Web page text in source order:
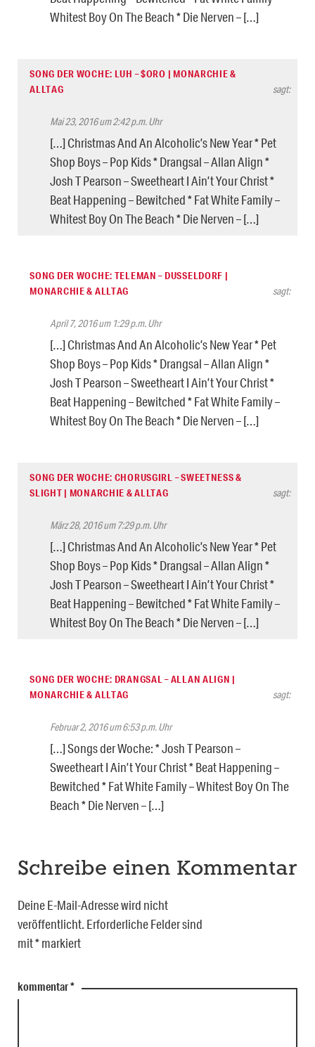
Whitest Boy On The Beach * Die Nerven – […]
SONG DER WOCHE: LUH – $ORO | MONARCHIE &
ALLTAG
sagt:
Mai 23, 2016 um 2:42 p.m. Uhr
[…] Christmas And An Alcoholic’s New Year * Pet
Shop Boys – Pop Kids * Drangsal – Allan Align *
Josh T Pearson – Sweetheart I Ain’t Your Christ *
Beat Happening – Bewitched * Fat White Family –
Whitest Boy On The Beach * Die Nerven – […]
SONG DER WOCHE: TELEMAN – DUSSELDORF |
MONARCHIE & ALLTAG
sagt:
April 7, 2016 um 1:29 p.m. Uhr
[…] Christmas And An Alcoholic’s New Year * Pet
Shop Boys – Pop Kids * Drangsal – Allan Align *
Josh T Pearson – Sweetheart I Ain’t Your Christ *
Beat Happening – Bewitched * Fat White Family –
Whitest Boy On The Beach * Die Nerven – […]
SONG DER WOCHE: CHORUSGIRL – SWEETNESS &
SLIGHT | MONARCHIE & ALLTAG
sagt:
März 28, 2016 um 7:29 p.m. Uhr
[…] Christmas And An Alcoholic’s New Year * Pet
Shop Boys – Pop Kids * Drangsal – Allan Align *
Josh T Pearson – Sweetheart I Ain’t Your Christ *
Beat Happening – Bewitched * Fat White Family –
Whitest Boy On The Beach * Die Nerven – […]
SONG DER WOCHE: DRANGSAL – ALLAN ALIGN |
MONARCHIE & ALLTAG
sagt:
Februar 2, 2016 um 6:53 p.m. Uhr
[…] Songs der Woche: * Josh T Pearson –
Sweetheart I Ain’t Your Christ * Beat Happening –
Bewitched * Fat White Family – Whitest Boy On The
Beach * Die Nerven – […]
Schreibe einen Kommentar
Deine E-Mail-Adresse wird nicht
veröffentlicht. Erforderliche Felder sind
mit*markiert
kommentar*